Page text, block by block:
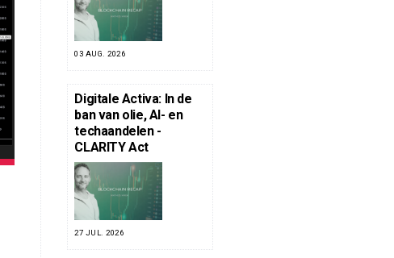
03 AUG. 2026
Digitale Activa: In de
ban van olie, AI- en
techaandelen -
CLARITY Act
27 JUL. 2026